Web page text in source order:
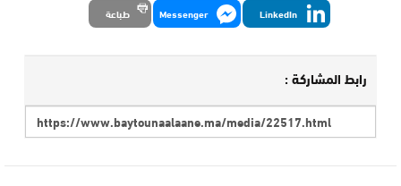
LinkedIn
Messenger طباعة
رابط المشاركة :